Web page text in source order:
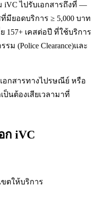
ไปรับเอกสารถึงที่ —
มียอดบริการ ≥ 5,000 บาท
157+ เคสต่อปี ที่ใช้บริการ
(Police Clearance)และ
อกสารทางไปรษณีย์ หรือ
ป็นต้องเสียเวลามาที่
ก iVC
ตให้บริการ